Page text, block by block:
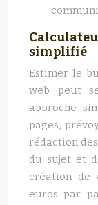
simplifié
Estimer le
web peut
approche
pages,
rédaction
du sujet et
création de
euros par